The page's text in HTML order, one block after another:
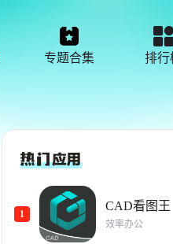
专题合集 排行
1
CAD看图王
效率办公